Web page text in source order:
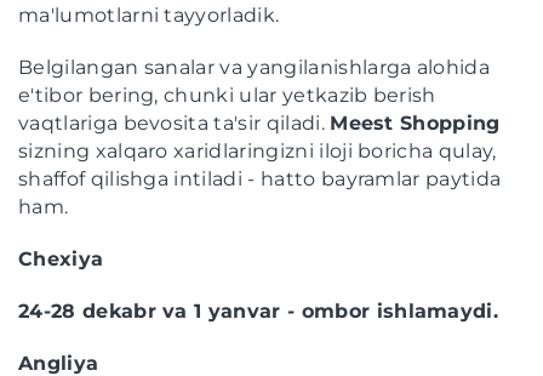
ma'lumotlarni tayyorladik.
Belgilangan sanalar va yangilanishlarga alohida
e'tibor bering, chunki ular yetkazib berish
vaqtlariga bevosita ta'sir qiladi. Meest Shopping
sizning xalqaro xaridlaringizni iloji boricha qulay,
shaffof qilishga intiladi - hatto bayramlar paytida
ham.
Chexiya
24-28 dekabr va 1 yanvar - ombor ishlamaydi.
Angliya